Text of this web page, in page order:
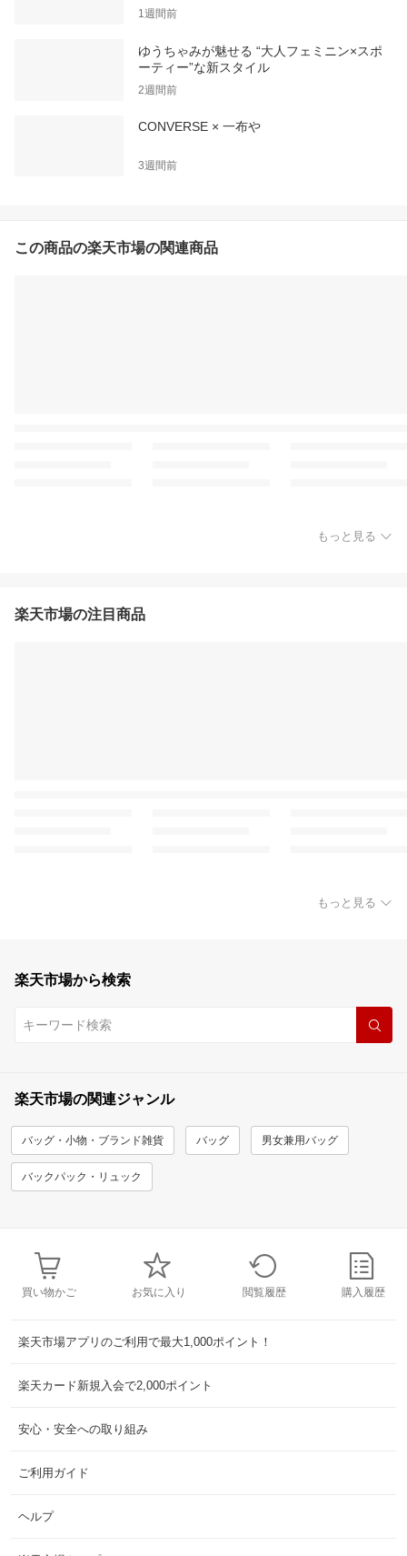
1週間前
ゆうちゃみが魅せる “大人フェミニン×スポ
ーティー”な新スタイル
2週間前
CONVERSE × 一布や
3週間前
この商品の楽天市場の関連商品
もっと見る
楽天市場の注目商品
もっと見る
楽天市場から検索
楽天市場の関連ジャンル
バッグ・小物・ブランド雑貨 バッグ 男女兼用バッグ
バックパック・リュック
買い物かご お気に入り 閲覧履歴 購入履歴
楽天市場アプリのご利用で最大1,000ポイント！
楽天カード新規入会で2,000ポイント
安心・安全への取り組み
ご利用ガイド
ヘルプ